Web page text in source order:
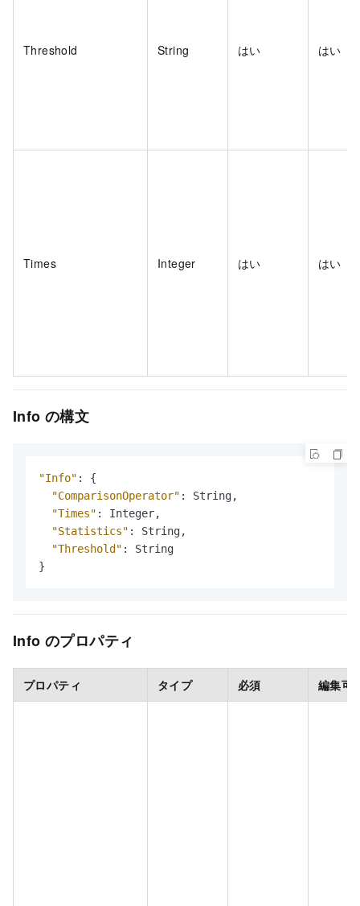
Threshold String はい はい
Times Integer はい はい
Info の構文
"Info" :
{
"ComparisonOperator" : String,
"Times" : Integer,
"Statistics" : String,
"Threshold" :
}
Info のプロパティ
プロパティ タイプ 必須 編集可